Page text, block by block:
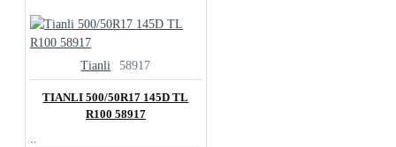
Tianli 58917
TIANLI 500/50R17 145D TL
R100 58917
..